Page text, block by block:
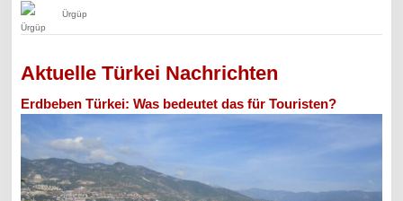
Ürgüp
Aktuelle Türkei Nachrichten
Erdbeben Türkei: Was bedeutet das für Touristen?